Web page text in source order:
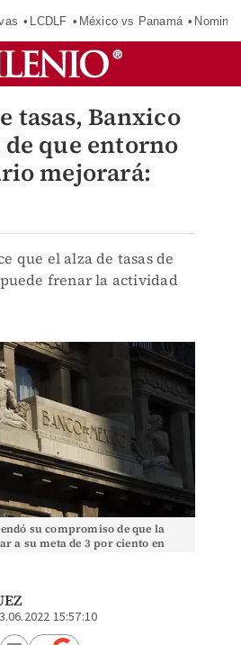
LCDLF México vs Panamá
tasas, Banxico
de que entorno
mejorará:
que el alza de tasas de
frenar la actividad
su compromiso de que la
a su meta de 3 por ciento en
15:57:10